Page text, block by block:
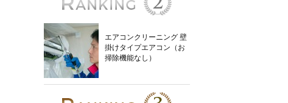
エアコンクリーニング 壁
掛けタイプエアコン（お
掃除機能なし）